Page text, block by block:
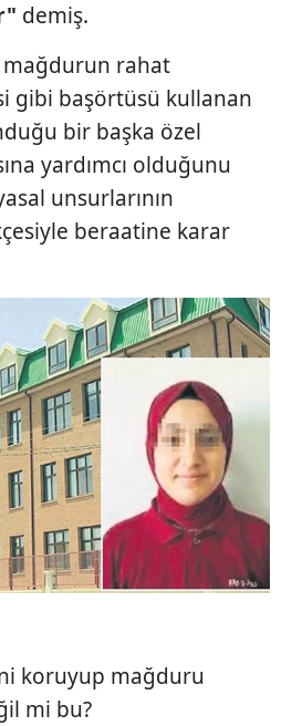
demiş.
rahat
gibi başörtüsü kullanan
bir başka özel
yardımcı olduğunu
unsurlarının
beraatine karar
koruyup mağduru
mi bu?